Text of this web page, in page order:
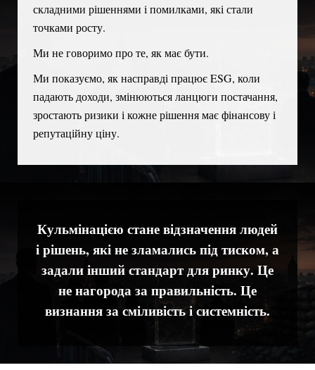
складними рішеннями і помилками, які стали
точками росту.
Ми не говоримо про те, як має бути.
Ми показуємо, як насправді працює ESG, коли
падають доходи, змінюються ланцюги постачання,
зростають ризики і кожне рішення має фінансову і
репутаційну ціну.
Кульмінацією стане відзначення людей
і рішень, які не зламались під тиском, а
задали інший стандарт для ринку. Це
не нагорода за правильність. Це
визнання за сміливість і системність.